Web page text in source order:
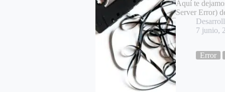
Aquí te
Server Error)
7 junio,
Error